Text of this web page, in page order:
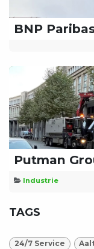
BNP
Putman
Industrie
TAGS
24/7 Service